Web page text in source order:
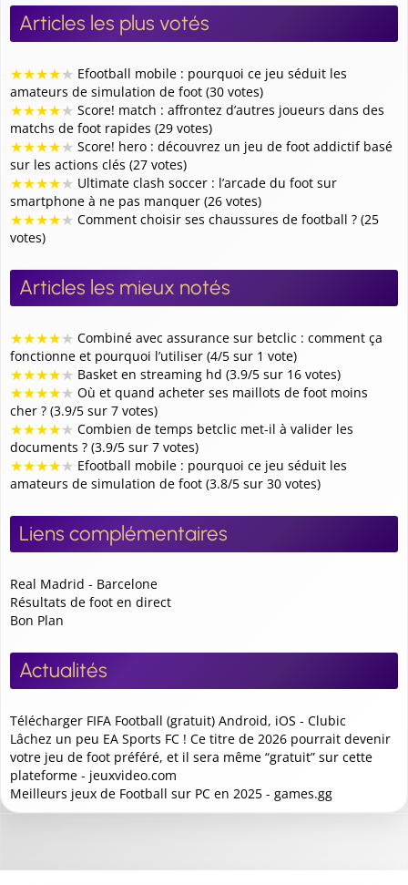
Articles les plus votés
★★★★★ Efootball mobile : pourquoi ce jeu séduit les
amateurs de simulation de foot (30 votes)
★★★★★ Score! match : affrontez d’autres joueurs dans des
matchs de foot rapides (29 votes)
★★★★★ Score! hero : découvrez un jeu de foot addictif basé
sur les actions clés (27 votes)
★★★★★ Ultimate clash soccer : l’arcade du foot sur
smartphone à ne pas manquer (26 votes)
★★★★★ Comment choisir ses chaussures de football ? (25
votes)
Articles les mieux notés
★★★★★ Combiné avec assurance sur betclic : comment ça
fonctionne et pourquoi l’utiliser (4/5 sur 1 vote)
★★★★★ Basket en streaming hd (3.9/5 sur 16 votes)
★★★★★ Où et quand acheter ses maillots de foot moins
cher ? (3.9/5 sur 7 votes)
★★★★★ Combien de temps betclic met-il à valider les
documents ? (3.9/5 sur 7 votes)
★★★★★ Efootball mobile : pourquoi ce jeu séduit les
amateurs de simulation de foot (3.8/5 sur 30 votes)
Liens complémentaires
Real Madrid - Barcelone
Résultats de foot en direct
Bon Plan
Actualités
Télécharger FIFA Football (gratuit) Android, iOS - Clubic
Lâchez un peu EA Sports FC ! Ce titre de 2026 pourrait devenir
votre jeu de foot préféré, et il sera même “gratuit” sur cette
plateforme - jeuxvideo.com
Meilleurs jeux de Football sur PC en 2025 - games.gg